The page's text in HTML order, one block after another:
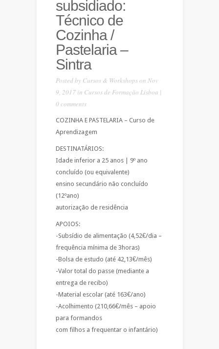
subsidiado:
Técnico de
Cozinha /
Pastelaria –
Sintra
Posted by Cursos & Workshopson Nov
9, 2017 in Cursos de Formação Lisboa |
0 comments
COZINHA E PASTELARIA – Curso de
Aprendizagem
DESTINATÁRIOS:
Idade inferior a 25 anos | 9º ano
concluído (ou equivalente)
ensino secundário não concluído
(12ºano)
autorização de residência
APOIOS:
-Subsídio de alimentação (4,52€/dia –
frequência mínima de 3horas)
-Bolsa de estudo (até 42,13€/mês)
-Valor total do passe (mediante a
entrega de recibo)
-Material escolar (até 163€/ano)
-Acolhimento (210,66€/mês – apoio
para formandos
com filhos a frequentar o infantário)